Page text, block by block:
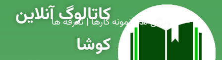
ویژگی ها| نمونه کارها|تعرفه ها
کاتالوگ آنلاین
کوشا